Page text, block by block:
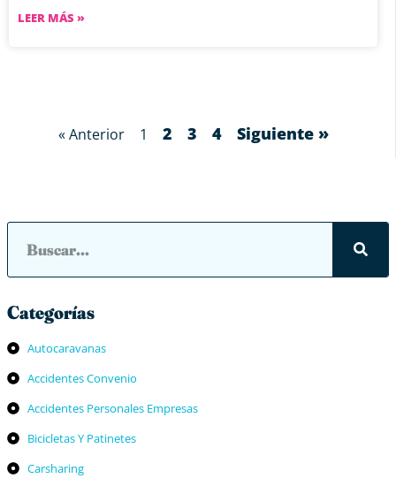
LEER MÁS »
« Anterior 1 2 3 4 Siguiente »
Categorías
Autocaravanas
Accidentes Convenio
Accidentes Personales Empresas
Bicicletas Y Patinetes
Carsharing